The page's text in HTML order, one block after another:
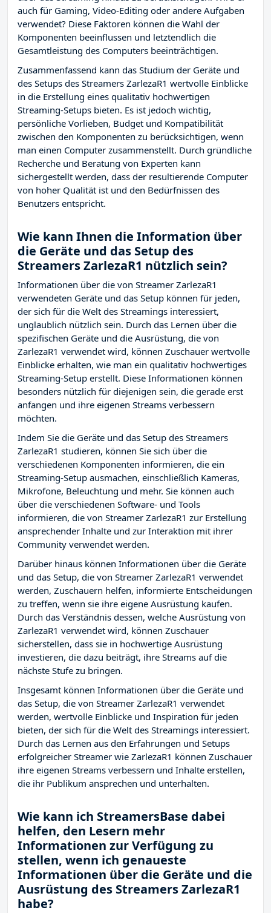
auch für Gaming, Video-Editing oder andere Aufgaben
verwendet? Diese Faktoren können die Wahl der
Komponenten beeinflussen und letztendlich die
Gesamtleistung des Computers beeinträchtigen.
Zusammenfassend kann das Studium der Geräte und
des Setups des Streamers ZarlezaR1 wertvolle Einblicke
in die Erstellung eines qualitativ hochwertigen
Streaming-Setups bieten. Es ist jedoch wichtig,
persönliche Vorlieben, Budget und Kompatibilität
zwischen den Komponenten zu berücksichtigen, wenn
man einen Computer zusammenstellt. Durch gründliche
Recherche und Beratung von Experten kann
sichergestellt werden, dass der resultierende Computer
von hoher Qualität ist und den Bedürfnissen des
Benutzers entspricht.
Wie kann Ihnen die Information über
die Geräte und das Setup des
Streamers ZarlezaR1 nützlich sein?
Informationen über die von Streamer ZarlezaR1
verwendeten Geräte und das Setup können für jeden,
der sich für die Welt des Streamings interessiert,
unglaublich nützlich sein. Durch das Lernen über die
spezifischen Geräte und die Ausrüstung, die von
ZarlezaR1 verwendet wird, können Zuschauer wertvolle
Einblicke erhalten, wie man ein qualitativ hochwertiges
Streaming-Setup erstellt. Diese Informationen können
besonders nützlich für diejenigen sein, die gerade erst
anfangen und ihre eigenen Streams verbessern
möchten.
Indem Sie die Geräte und das Setup des Streamers
ZarlezaR1 studieren, können Sie sich über die
verschiedenen Komponenten informieren, die ein
Streaming-Setup ausmachen, einschließlich Kameras,
Mikrofone, Beleuchtung und mehr. Sie können auch
über die verschiedenen Software- und Tools
informieren, die von Streamer ZarlezaR1 zur Erstellung
ansprechender Inhalte und zur Interaktion mit ihrer
Community verwendet werden.
Darüber hinaus können Informationen über die Geräte
und das Setup, die von Streamer ZarlezaR1 verwendet
werden, Zuschauern helfen, informierte Entscheidungen
zu treffen, wenn sie ihre eigene Ausrüstung kaufen.
Durch das Verständnis dessen, welche Ausrüstung von
ZarlezaR1 verwendet wird, können Zuschauer
sicherstellen, dass sie in hochwertige Ausrüstung
investieren, die dazu beiträgt, ihre Streams auf die
nächste Stufe zu bringen.
Insgesamt können Informationen über die Geräte und
das Setup, die von Streamer ZarlezaR1 verwendet
werden, wertvolle Einblicke und Inspiration für jeden
bieten, der sich für die Welt des Streamings interessiert.
Durch das Lernen aus den Erfahrungen und Setups
erfolgreicher Streamer wie ZarlezaR1 können Zuschauer
ihre eigenen Streams verbessern und Inhalte erstellen,
die ihr Publikum ansprechen und unterhalten.
Wie kann ich StreamersBase dabei
helfen, den Lesern mehr
Informationen zur Verfügung zu
stellen, wenn ich genaueste
Informationen über die Geräte und die
Ausrüstung des Streamers ZarlezaR1
habe?